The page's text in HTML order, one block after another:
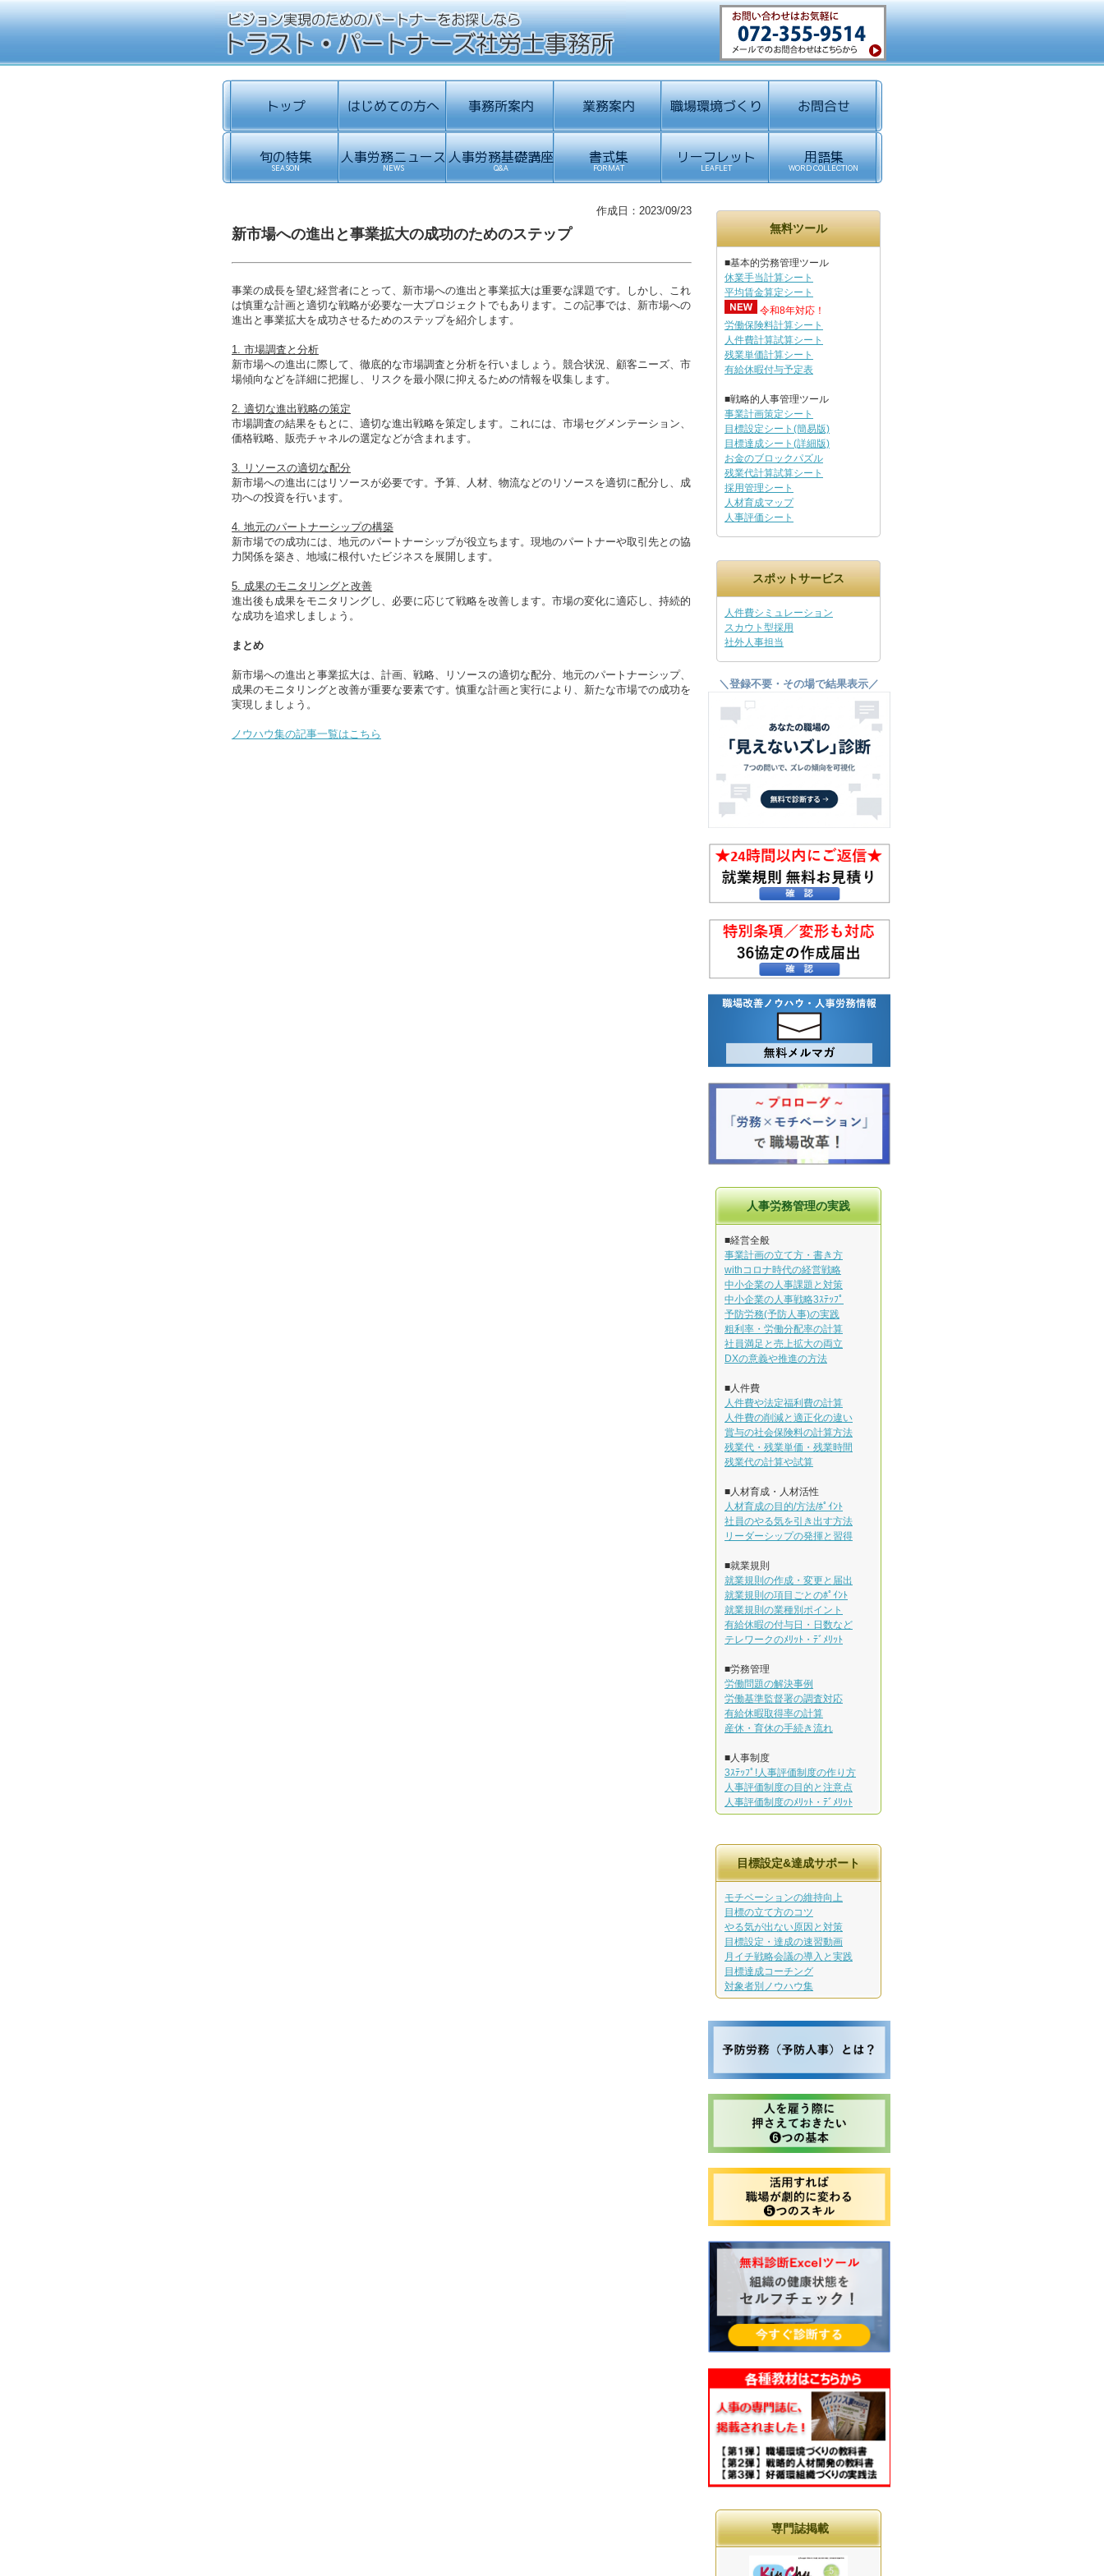
作成日：2023/09/23
新市場への進出と事業拡大の成功のためのステップ
事業の成長を望む経営者にとって、新市場への進出と事業拡大は重要な課題です。しかし、これ
は慎重な計画と適切な戦略が必要な一大プロジェクトでもあります。この記事では、新市場への
進出と事業拡大を成功させるためのステップを紹介します。
1. 市場調査と分析
新市場への進出に際して、徹底的な市場調査と分析を行いましょう。競合状況、顧客ニーズ、市
場傾向などを詳細に把握し、リスクを最小限に抑えるための情報を収集します。
2. 適切な進出戦略の策定
市場調査の結果をもとに、適切な進出戦略を策定します。これには、市場セグメンテーション、
価格戦略、販売チャネルの選定などが含まれます。
3. リソースの適切な配分
新市場への進出にはリソースが必要です。予算、人材、物流などのリソースを適切に配分し、成
功への投資を行います。
4. 地元のパートナーシップの構築
新市場での成功には、地元のパートナーシップが役立ちます。現地のパートナーや取引先との協
力関係を築き、地域に根付いたビジネスを展開します。
5. 成果のモニタリングと改善
進出後も成果をモニタリングし、必要に応じて戦略を改善します。市場の変化に適応し、持続的
な成功を追求しましょう。
まとめ
新市場への進出と事業拡大は、計画、戦略、リソースの適切な配分、地元のパートナーシップ、
成果のモニタリングと改善が重要な要素です。慎重な計画と実行により、新たな市場での成功を
実現しましょう。
ノウハウ集の記事一覧はこちら
無料ツール
■基本的労務管理ツール
休業手当計算シート
平均賃金算定シート
令和8年対応！
労働保険料計算シート
人件費計算試算シート
残業単価計算シート
有給休暇付与予定表
■戦略的人事管理ツール
事業計画策定シート
目標設定シート(簡易版)
目標達成シート(詳細版)
お金のブロックパズル
残業代計算試算シート
採用管理シート
人材育成マップ
人事評価シート
スポットサービス
人件費シミュレーション
スカウト型採用
社外人事担当
＼登録不要・その場で結果表示／
人事労務管理の実践
■経営全般
事業計画の立て方・書き方
withコロナ時代の経営戦略
中小企業の人事課題と対策
中小企業の人事戦略3ｽﾃｯﾌﾟ
予防労務(予防人事)の実践
粗利率・労働分配率の計算
社員満足と売上拡大の両立
DXの意義や推進の方法
■人件費
人件費や法定福利費の計算
人件費の削減と適正化の違い
賞与の社会保険料の計算方法
残業代・残業単価・残業時間
残業代の計算や試算
■人材育成・人材活性
人材育成の目的/方法/ﾎﾟｲﾝﾄ
社員のやる気を引き出す方法
リーダーシップの発揮と習得
■就業規則
就業規則の作成・変更と届出
就業規則の項目ごとのﾎﾟｲﾝﾄ
就業規則の業種別ポイント
有給休暇の付与日・日数など
テレワークのﾒﾘｯﾄ・ﾃﾞﾒﾘｯﾄ
■労務管理
労働問題の解決事例
労働基準監督署の調査対応
有給休暇取得率の計算
産休・育休の手続き流れ
■人事制度
3ｽﾃｯﾌﾟ!人事評価制度の作り方
人事評価制度の目的と注意点
人事評価制度のﾒﾘｯﾄ・ﾃﾞﾒﾘｯﾄ
目標設定&達成サポート
モチベーションの維持向上
目標の立て方のコツ
やる気が出ない原因と対策
目標設定・達成の速習動画
月イチ戦略会議の導入と実践
目標達成コーチング
対象者別ノウハウ集
専門誌掲載